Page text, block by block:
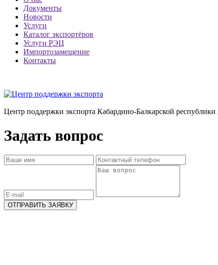
Документы
Новости
Услуги
Каталог экспортёров
Услуги РЭЦ
Импортозамещение
Контакты
Центр поддержки экспорта Кабардино-Балкарской республики
Задать вопрос
ОТПРАВИТЬ ЗАЯВКУ